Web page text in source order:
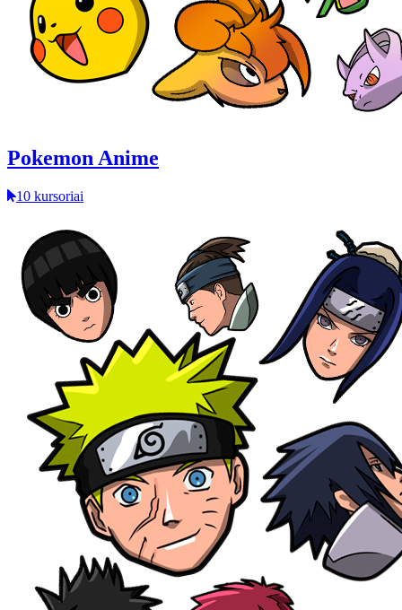
Pokemon Anime
10 kursoriai